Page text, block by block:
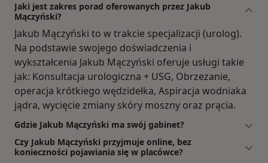
Jaki jest zakres porad oferowanych przez Jakub
Mączyński?
Jakub Mączyński to w trakcie specjalizacji (urolog).
Na podstawie swojego doświadczenia i
wykształcenia Jakub Mączyński oferuje usługi takie
jak: Konsultacja urologiczna + USG, Obrzezanie,
operacja krótkiego wędzidełka, Aspiracja wodniaka
jądra, wycięcie zmiany skóry moszny oraz prącia.
Gdzie Jakub Mączyński ma swój gabinet?
Czy Jakub Mączyński przyjmuje online, bez
konieczności pojawiania się w placówce?